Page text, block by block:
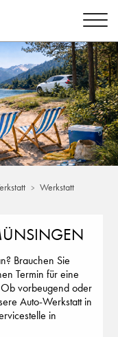
Werkstatt
Brauchen Sie
Termin für eine
vorbeugend oder
Auto-Werkstatt in
in